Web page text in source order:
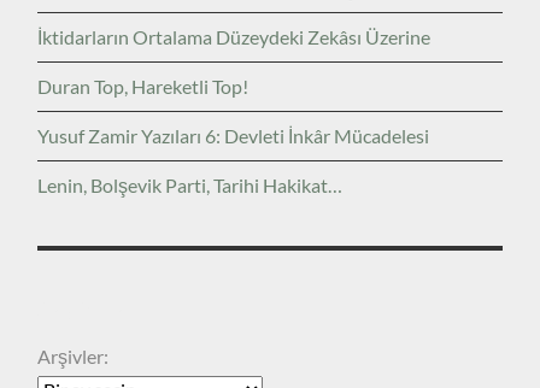
İktidarların Ortalama Düzeydeki Zekâsı Üzerine
Duran Top, Hareketli Top!
Yusuf Zamir Yazıları 6: Devleti İnkâr Mücadelesi
Lenin, Bolşevik Parti, Tarihi Hakikat…
Arşivler: